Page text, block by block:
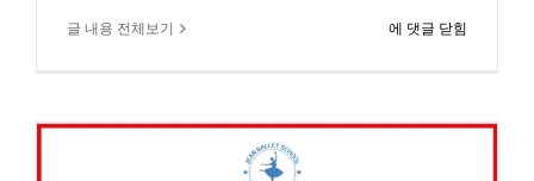
글 내용 전체보기
1173.3·1
전
에 댓글 닫힘